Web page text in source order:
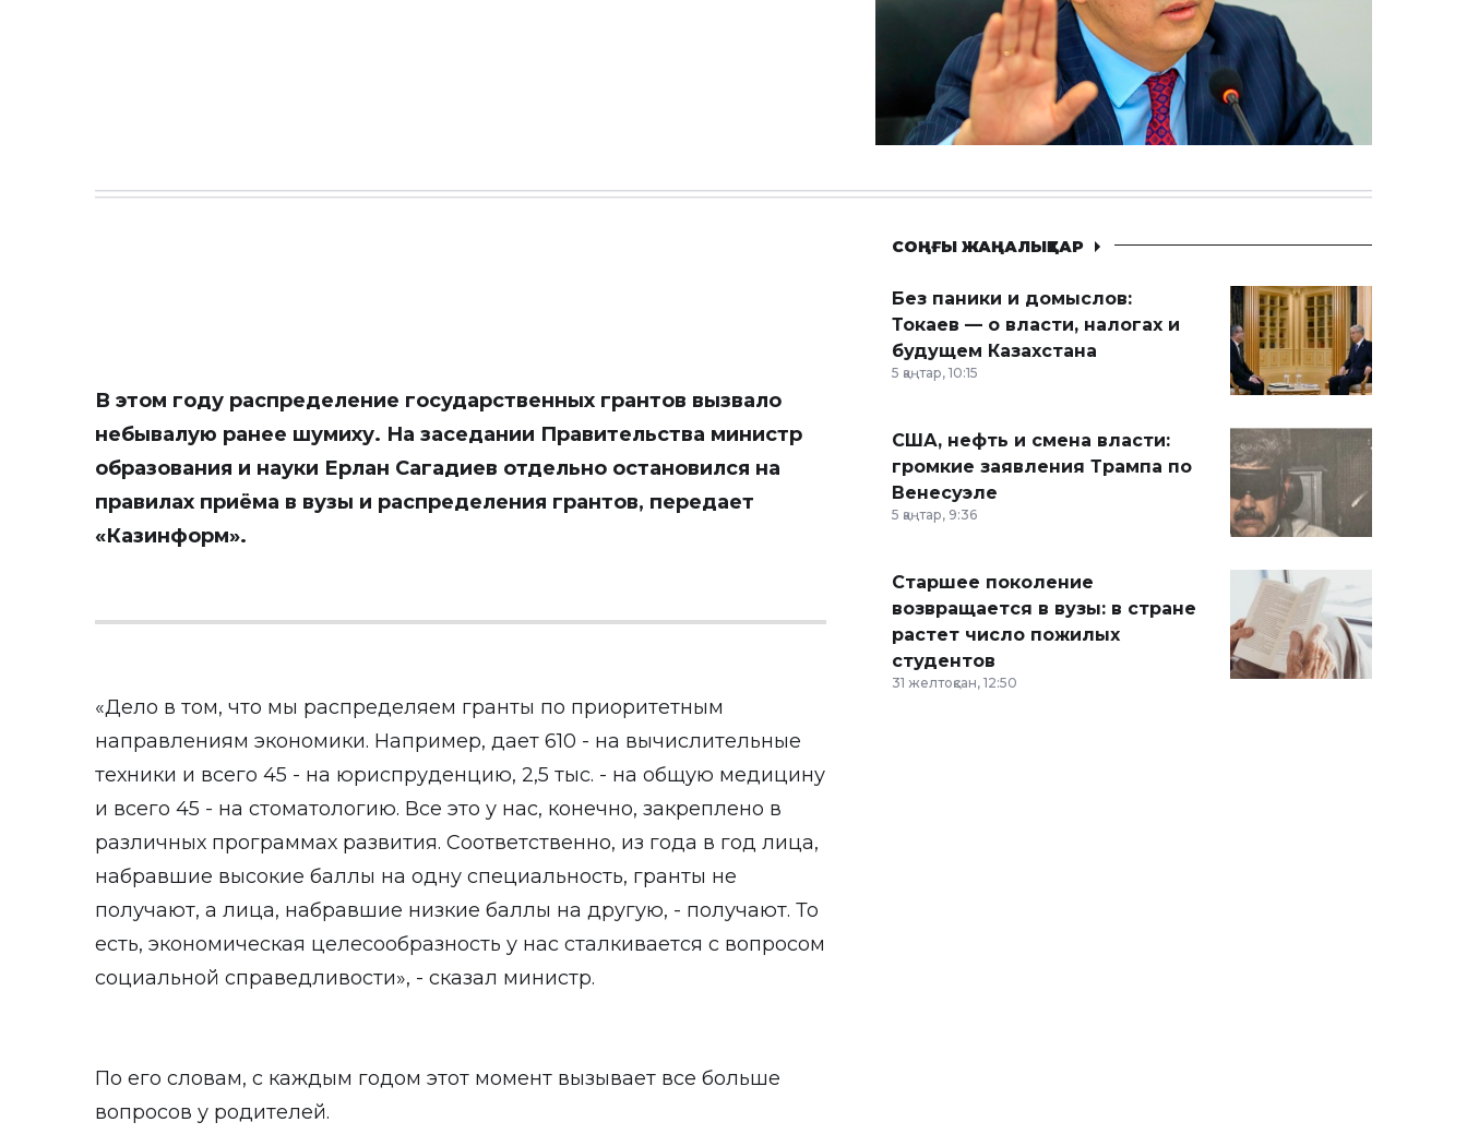
В этом году распределение государственных грантов вызвало
небывалую ранее шумиху. На заседании Правительства министр
образования и науки Ерлан Сагадиев отдельно остановился на
правилах приёма в вузы и распределения грантов, передает
«Казинформ».
«Дело в том, что мы распределяем гранты по приоритетным
направлениям экономики. Например, дает 610 - на вычислительные
техники и всего 45 - на юриспруденцию, 2,5 тыс. - на общую медицину
и всего 45 - на стоматологию. Все это у нас, конечно, закреплено в
различных программах развития. Соответственно, из года в год лица,
набравшие высокие баллы на одну специальность, гранты не
получают, а лица, набравшие низкие баллы на другую, - получают. То
есть, экономическая целесообразность у нас сталкивается с вопросом
социальной справедливости», - сказал министр.
По его словам, с каждым годом этот момент вызывает все больше
вопросов у родителей.
СОҢҒЫ ЖАҢАЛЫҚТАР
Без паники и домыслов:
Токаев — о власти, налогах и
будущем Казахстана
5 қаңтар, 10:15
США, нефть и смена власти:
громкие заявления Трампа по
Венесуэле
5 қаңтар, 9:36
Старшее поколение
возвращается в вузы: в стране
растет число пожилых
студентов
31 желтоқсан, 12:50